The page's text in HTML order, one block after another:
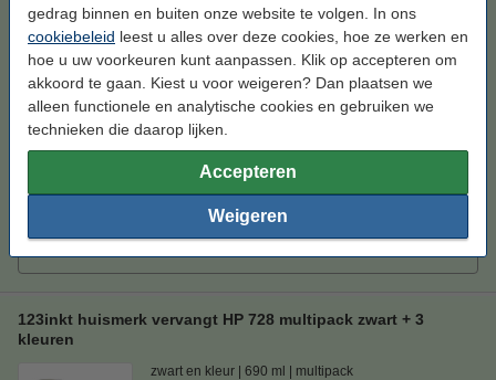
gedrag binnen en buiten onze website te volgen. In ons
cookiebeleid leest u alles over deze cookies, hoe ze werken en
hoe u uw voorkeuren kunt aanpassen. Klik op accepteren om
akkoord te gaan. Kiest u voor weigeren? Dan plaatsen we
alleen functionele en analytische cookies en gebruiken we
technieken die daarop lijken.
Accepteren
Weigeren
Bespaar38,3%op uw inkt (zonder
kwaliteitsverlies)!
Direct leverbaar
Morgen in huis
Prijs per ml € 0,43
123inkt huismerk vervangt HP 728 multipack zwart + 3
kleuren
zwart en kleur 690 ml multipack